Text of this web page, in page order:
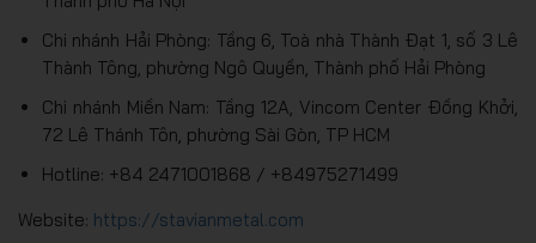
Chi nhánh Hải Phòng: Tầng 6, Toà nhà Thành Đạt 1, số 3 Lê
Thành Tông, phường Ngô Quyền, Thành phố Hải Phòng
Chi nhánh Miền Nam: Tầng 12A, Vincom Center Đồng Khởi,
72 Lê Thánh Tôn, phường Sài Gòn, TP HCM
Hotline: +84 2471001868 / +84975271499
Website: https://stavianmetal.com